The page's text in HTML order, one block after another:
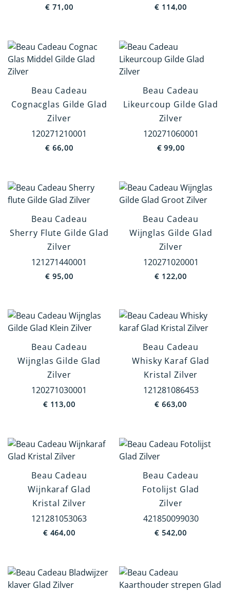
Wis filters
€ 71,00 € 114,00
Beau Cadeau
Cognacglas Gilde Glad
Zilver
120271210001
€ 66,00
Beau Cadeau
Likeurcoup Gilde Glad
Zilver
120271060001
€99,00
Beau Cadeau
Sherry Flute Gilde Glad
Zilver
121271440001
€ 95,00
Beau Cadeau
Wijnglas Gilde Glad
Zilver
120271020001
€ 122,00
Beau Cadeau
Wijnglas Gilde Glad
Zilver
120271030001
€113,00
Beau Cadeau
Whisky Karaf Glad
Kristal Zilver
121281086453
€ 663,00
Beau Cadeau
Wijnkaraf Glad
Kristal Zilver
121281053063
€464,00
Beau Cadeau
Fotolijst Glad
Zilver
421850099030
€ 542,00